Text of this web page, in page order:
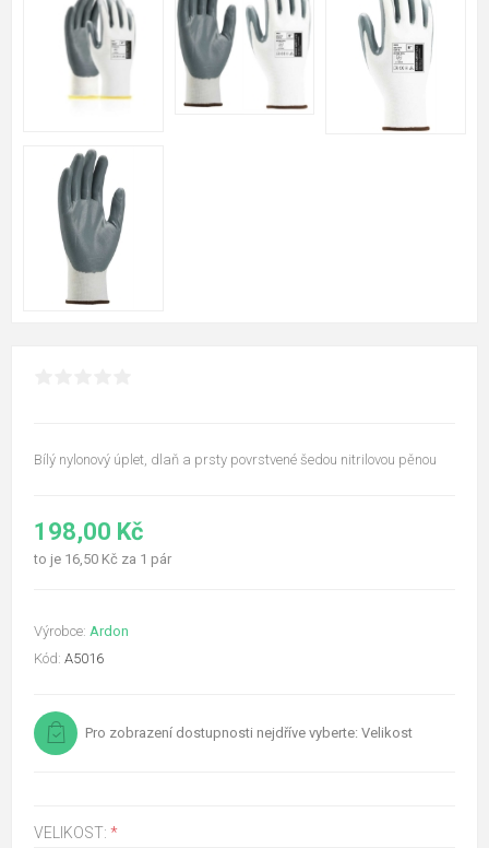
Bílý nylonový úplet, dlaň a prsty povrstvené šedou nitrilovou pěnou
198,00 Kč
to je 16,50 Kč za 1 pár
Výrobce: Ardon
Kód: A5016
Pro zobrazení dostupnosti nejdříve vyberte: Velikost
VELIKOST: *